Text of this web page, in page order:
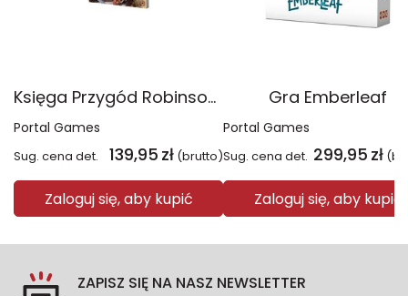
Księga Przygód Robinson Crusoe
Portal Games
Sug. cena det. 139,95 zł (brutto)
Zaloguj się, aby kupić
Gra Emberleaf
Portal Games
Sug. cena det. 299,95 zł
Zaloguj się, aby kupić
ZAPISZ SIĘ NA NASZ NEWSLETTER